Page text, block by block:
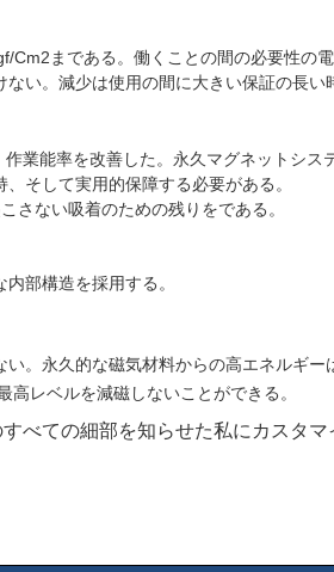
cm2まである。働くことの間の必要性の
い。減少は使用の間に大きい保証の長い
業能率を改善した。永久マグネットシス
そして実用的保障する必要がある。
さない吸着のための残りをである。
部構造を採用する。
。永久的な磁気材料からの高エネルギー
レベルを減磁しないことができる。
べての細部を知らせた私にカスタマ